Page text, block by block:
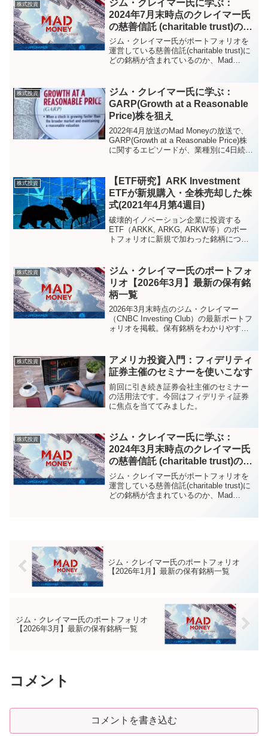
株式投資
ジム・クレイマー氏に学ぶ：
2024年7月末時点のクレイマー氏
の慈善信託 (charitable trust)のポ
ートフォリオ
ジム・クレイマー氏がポートフォリオを
運営している慈善信託(charitable trust)に
どの銘柄が含まれているのか、Mad
の情報です。
株式投資
ジム・クレイマー氏に学ぶ：
GARP(Growth at a Reasonable
Price)株を狙え
2022年4月放送のMad Moneyの放送で、
GARP(Growth at a Reasonable Price)株
に関するエピソードが、業種別に4日続け
株式投資
【ETF研究】ARK Investment
ETFが新規購入・全株売却した株
式(2021年4月第4週目)
破壊的イノベーション企業に投資する
ETF（ARKK, ARKG, ARKW等）のポー
トフォリオに新規で加わった銘柄につい
株式投資
ジム・クレイマー氏のポートフォ
リオ【2026年3月】最新の保有銘
柄一覧
2026年3月末時点のジム・クレイマー
（CNBC Investing Club）の最新ポートフ
ォリオを掲載。保有銘柄をわかりやすく
株式投資
アメリカ投資入門：フィデリティ
証券主催のセミナーを使いこなす
前回に引き続き証券会社主催のセミナー
の活用法です。今回はフィデリティ証券
に焦点を当ててみました。
株式投資
ジム・クレイマー氏に学ぶ：
2024年3月末時点のクレイマー氏
の慈善信託 (charitable trust)のポ
ートフォリオ
ジム・クレイマー氏がポートフォリオを
運営している慈善信託(charitable trust)に
どの銘柄が含まれているのか、Mad
ジム・クレイマー氏のポートフォリオ
【2026年1月】最新の保有銘柄一覧
ジム・クレイマー氏のポートフォリオ
【2026年3月】最新の保有銘柄一覧
コメント
コメントを書き込む